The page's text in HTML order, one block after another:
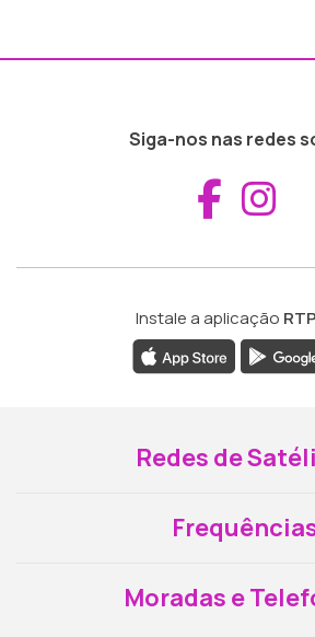
Siga-nos nas redes
Instale a aplicação
Redes de
Moradas e